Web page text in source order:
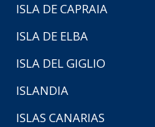
ISLA DE CAPRAIA
ISLA DE ELBA
ISLA DEL GIGLIO
ISLANDIA
ISLAS CANARIAS